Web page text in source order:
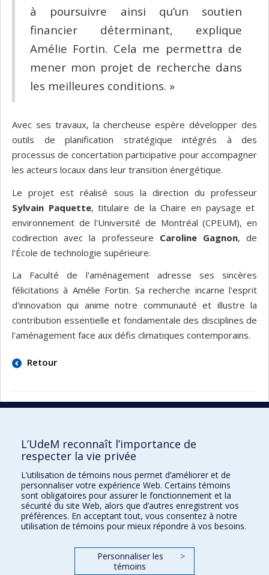
à poursuivre ainsi qu’un soutien
financier déterminant, explique
Amélie Fortin. Cela me permettra de
mener mon projet de recherche dans
les meilleures conditions. »
Avec ses travaux, la chercheuse espère développer des
outils de planification stratégique intégrés à des
processus de concertation participative pour accompagner
les acteurs locaux dans leur transition énergétique.
Le projet est réalisé sous la direction du professeur
Sylvain Paquette, titulaire de la Chaire en paysage et
environnement de l'Université de Montréal (CPEUM), en
codirection avec la professeure Caroline Gagnon, de
l'École de technologie supérieure.
La Faculté de l'aménagement adresse ses sincères
félicitations à Amélie Fortin. Sa recherche incarne l'esprit
d'innovation qui anime notre communauté et illustre la
contribution essentielle et fondamentale des disciplines de
l'aménagement face aux défis climatiques contemporains.
Retour
École d'urbanisme et d'architecture de
paysage
École d'architecture
École de design
L’UdeM reconnaît l’importance de
respecter la vie privée
L’utilisation de témoins nous permet d’améliorer et de
personnaliser votre expérience Web. Certains témoins
sont obligatoires pour assurer le fonctionnement et la
sécurité du site Web, alors que d’autres enregistrent vos
préférences. En acceptant tout, vous consentez à notre
utilisation de témoins pour mieux répondre à vos besoins.
Personnaliser les
témoins
>